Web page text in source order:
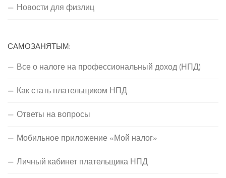
Новости для физлиц
САМОЗАНЯТЫМ:
Все о налоге на профессиональный доход (НПД)
Как стать плательщиком НПД
Ответы на вопросы
Мобильное приложение «Мой налог»
Личный кабинет плательщика НПД